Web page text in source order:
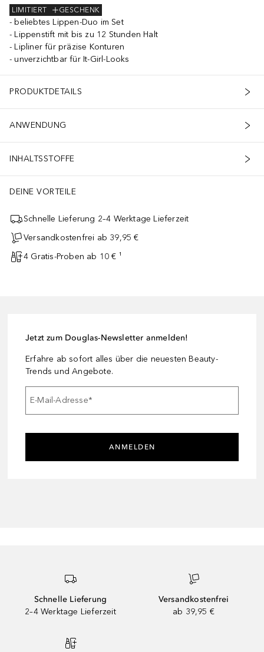
GESCHENK
LIMITIERT
beliebtes Lippen-Duo im Set
Lippenstift mit bis zu 12 Stunden Halt
Lipliner für präzise Konturen
unverzichtbar für It-Girl-Looks
PRODUKTDETAILS
ANWENDUNG
INHALTSSTOFFE
DEINE VORTEILE
Schnelle Lieferung 2–4 Werktage Lieferzeit
Versandkostenfrei ab 39,95 €
4 Gratis-Proben ab 10 € ¹
Jetzt zum Douglas-Newsletter anmelden!
Erfahre ab sofort alles über die neuesten Beauty-
Trends und Angebote.
E-Mail-Adresse*
ANMELDEN
Schnelle Lieferung
2–4 Werktage Lieferzeit
Versandkostenfrei
ab 39,95 €